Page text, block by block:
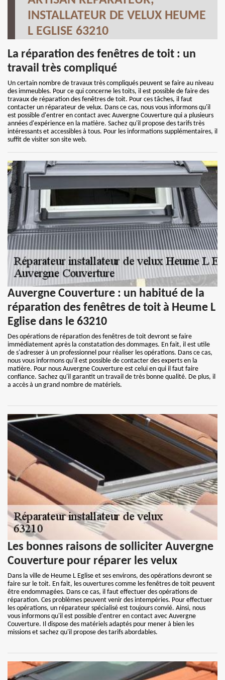
INSTALLATEUR DE VELUX HEUME
L EGLISE 63210
La réparation des fenêtres de toit : un
travail très compliqué
Un certain nombre de travaux très compliqués peuvent se faire au niveau
des immeubles. Pour ce qui concerne les toits, il est possible de faire des
travaux de réparation des fenêtres de toit. Pour ces tâches, il faut
contacter un réparateur de velux. Dans ce cas, nous vous informons qu'il
est possible d'entrer en contact avec Auvergne Couverture qui a plusieurs
années d'expérience en la matière. Sachez qu'il propose des tarifs très
intéressants et accessibles à tous. Pour les informations supplémentaires, il
suffit de visiter son site web.
Auvergne Couverture : un habitué de la
réparation des fenêtres de toit à Heume L
Eglise dans le 63210
Des opérations de réparation des fenêtres de toit devront se faire
immédiatement après la constatation des dommages. En fait, il est utile
de s'adresser à un professionnel pour réaliser les opérations. Dans ce cas,
nous vous informons qu'il est possible de contacter des experts en la
matière. Pour nous Auvergne Couverture est celui en qui il faut faire
confiance. Sachez qu'il garantit un travail de très bonne qualité. De plus, il
a accès à un grand nombre de matériels.
Les bonnes raisons de solliciter Auvergne
Couverture pour réparer les velux
Dans la ville de Heume L Eglise et ses environs, des opérations devront se
faire sur le toit. En fait, les ouvertures comme les fenêtres de toit peuvent
être endommagées. Dans ce cas, il faut effectuer des opérations de
réparation. Ces problèmes peuvent venir des intempéries. Pour effectuer
les opérations, un réparateur spécialisé est toujours convié. Ainsi, nous
vous informons qu'il est possible d'entrer en contact avec Auvergne
Couverture. Il dispose des matériels adaptés pour mener à bien les
missions et sachez qu'il propose des tarifs abordables.